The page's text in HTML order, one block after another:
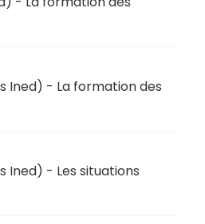
Ined) - La formation des
Ined) - Les situations